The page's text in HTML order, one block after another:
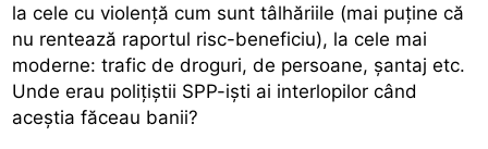
la cele cu violență cum sunt tâlhăriile (mai puține că
nu rentează raportul risc-beneficiu), la cele mai
moderne: trafic de droguri, de persoane, șantaj etc.
Unde erau polițiștii SPP-iști ai interlopilor când
aceștia făceau banii?